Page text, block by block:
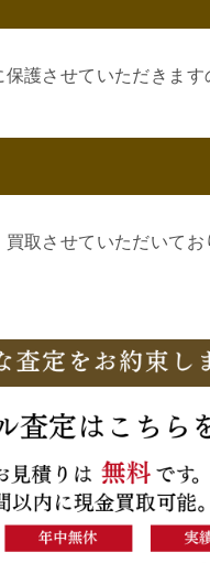
護させていただきます
取させていただいて